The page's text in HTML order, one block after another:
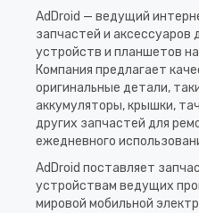
AdDroid — ведущий
запчастей и аксессуаров
устройств и планшетов
Компания предлагает
оригинальные детали,
аккумуляторы, крышки,
других запчастей для
ежедневного
AdDroid поставляет
устройствам ведущих
мировой мобильной